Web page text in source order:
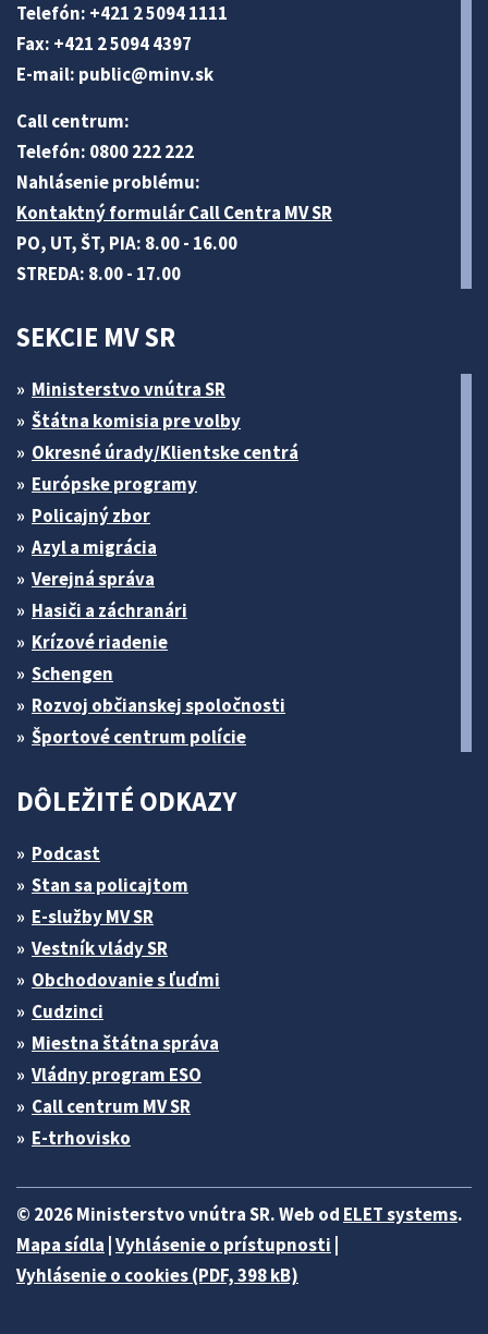
Telefón: +421 2 5094 1111
Fax: +421 2 5094 4397
E-mail: public@minv.sk
Call centrum:
Telefón: 0800 222 222
Nahlásenie problému:
Kontaktný formulár Call Centra MV SR
PO, UT, ŠT, PIA: 8.00 - 16.00
STREDA: 8.00 - 17.00
SEKCIE MV SR
Ministerstvo vnútra SR
Štátna komisia pre volby
Okresné úrady/Klientske centrá
Európske programy
Policajný zbor
Azyl a migrácia
Verejná správa
Hasiči a záchranári
Krízové riadenie
Schengen
Rozvoj občianskej spoločnosti
Športové centrum polície
DÔLEŽITÉ ODKAZY
Podcast
Stan sa policajtom
E-služby MV SR
Vestník vlády SR
Obchodovanie s ľuďmi
Cudzinci
Miestna štátna správa
Vládny program ESO
Call centrum MV SR
E-trhovisko
© 2026 Ministerstvo vnútra SR. Web od ELET systems.
Mapa sídla Vyhlásenie o prístupnosti
Vyhlásenie o cookies (PDF, 398 kB)